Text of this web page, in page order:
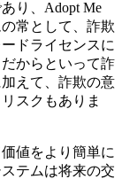
り、Adopt Me
常として、詐欺
ドライセンスに
からといって詐
えて、詐欺の意
スクもありま
値をより簡単に
テムは将来の交